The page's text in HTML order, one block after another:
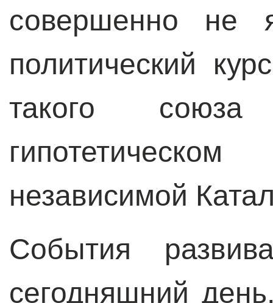
совершенно не
политический
такого союза
независимой
События
сегодняшний